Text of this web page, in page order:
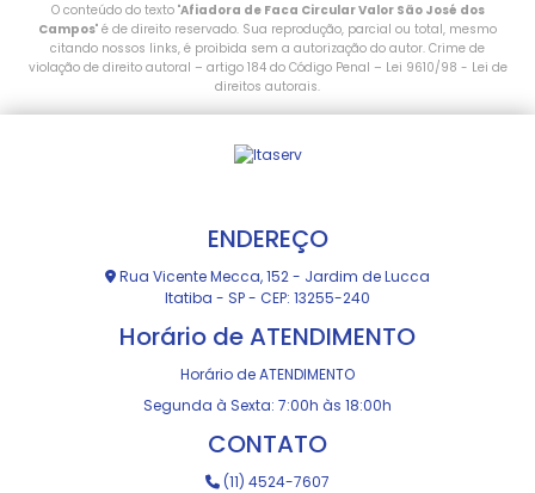
O conteúdo do texto "Afiadora de Faca Circular Valor São José dos
Campos" é de direito reservado. Sua reprodução, parcial ou total, mesmo
citando nossos links, é proibida sem a autorização do autor. Crime de
violação de direito autoral – artigo 184 do Código Penal – Lei 9610/98 - Lei de
direitos autorais.
ENDEREÇO
Rua Vicente Mecca, 152 - Jardim de Lucca
Itatiba - SP - CEP: 13255-240
Horário de ATENDIMENTO
Horário de ATENDIMENTO
Segunda à Sexta: 7:00h às 18:00h
CONTATO
(11) 4524-7607